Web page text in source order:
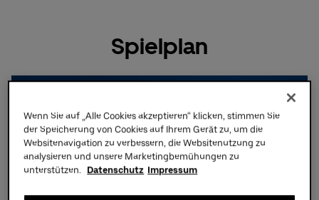
Spielplan
Eishockey
Donnerstag,17.09.2026,19:30 Uhr
Wenn Sie auf „Alle Cookies akzeptieren“ klicken, stimmen Sie
der Speicherung von Cookies auf Ihrem Gerät zu, um die
Websitenavigation zu verbessern, die Websitenutzung zu
analysieren und unsere Marketingbemühungen zu
unterstützen.
Datenschutz Impressum